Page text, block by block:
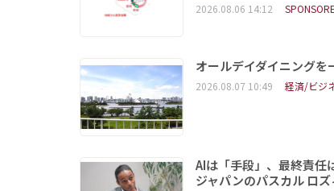
2026.08.06 14:12
オールデイダイニング
2026.08.07 10:49 経済/ビジ
AIは「手段」、最終責
ジャパンのパスカル ロ